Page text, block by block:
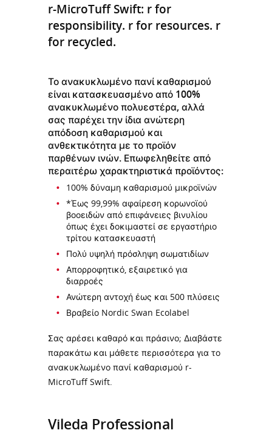
r-MicroTuff Swift: r for
responsibility. r for resources. r
for recycled.
Το ανακυκλωμένο πανί καθαρισμού
είναι κατασκευασμένο από 100%
ανακυκλωμένο πολυεστέρα, αλλά
σας παρέχει την ίδια ανώτερη
απόδοση καθαρισμού και
ανθεκτικότητα με το προϊόν
παρθένων ινών. Επωφεληθείτε από
περαιτέρω χαρακτηριστικά προϊόντος:
100% δύναμη καθαρισμού μικροϊνών
*Έως 99,99% αφαίρεση κορωνοϊού
βοοειδών από επιφάνειες βινυλίου
όπως έχει δοκιμαστεί σε εργαστήριο
τρίτου κατασκευαστή
Πολύ υψηλή πρόσληψη σωματιδίων
Απορροφητικό, εξαιρετικό για
διαρροές
Ανώτερη αντοχή έως και 500 πλύσεις
Βραβείο Nordic Swan Ecolabel
Σας αρέσει καθαρό και πράσινο; Διαβάστε
παρακάτω και μάθετε περισσότερα για το
ανακυκλωμένο πανί καθαρισμού r-
MicroTuff Swift.
Vileda Professional